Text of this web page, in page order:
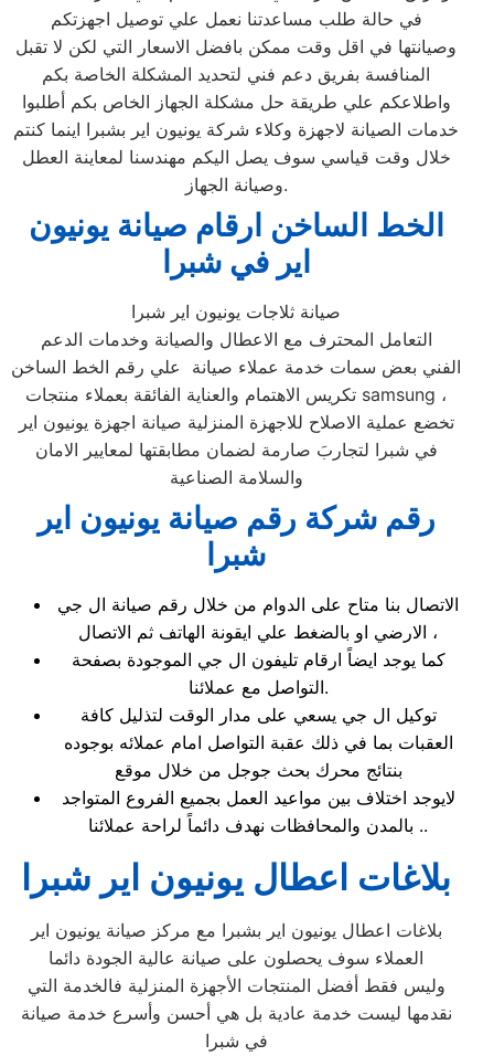
في حالة طلب مساعدتنا نعمل علي توصيل اجهزتكم
وصيانتها في اقل وقت ممكن بافضل الاسعار التي لكن لا تقبل
المنافسة بفريق دعم فني لتحديد المشكلة الخاصة بكم
واطلاعكم علي طريقة حل مشكلة الجهاز الخاص بكم أطلبوا
خدمات الصيانة لاجهزة وكلاء شركة يونيون اير بشبرا اينما كنتم
خلال وقت قياسي سوف يصل اليكم مهندسنا لمعاينة العطل
وصيانة الجهاز.
الخط الساخن ارقام صيانة يونيون
اير في شبرا
صيانة ثلاجات يونيون اير شبرا
التعامل المحترف مع الاعطال والصيانة وخدمات الدعم
الفني بعض سمات خدمة عملاء صيانة علي رقم الخط الساخن
تكريس الاهتمام والعناية الفائقة بعملاء منتجات samsung ،
تخضع عملية الاصلاح للاجهزة المنزلية صيانة اجهزة يونيون اير
في شبرا لتجاربَ صارمة لضمان مطابقتها لمعايير الامان
والسلامة الصناعية
رقم شركة رقم صيانة يونيون اير
شبرا
الاتصال بنا متاح على الدوام من خلال رقم صيانة ال جي
الارضي او بالضغط علي ايقونة الهاتف ثم الاتصال ،
كما يوجد ايضاً ارقام تليفون ال جي الموجودة بصفحة
التواصل مع عملائنا.
توكيل ال جي يسعي على مدار الوقت لتذليل كافة
العقبات بما في ذلك عقبة التواصل امام عملائه بوجوده
بنتائج محرك بحث جوجل من خلال موقع
لايوجد اختلاف بين مواعيد العمل بجميع الفروع المتواجد
بالمدن والمحافظات نهدف دائماً لراحة عملائنا ..
بلاغات اعطال يونيون اير شبرا
بلاغات اعطال يونيون اير بشبرا مع مركز صيانة يونيون اير
العملاء سوف يحصلون على صيانة عالية الجودة دائما
وليس فقط أفضل المنتجات الأجهزة المنزلية فالخدمة التي
نقدمها ليست خدمة عادية بل هي أحسن وأسرع خدمة صيانة
في شبرا